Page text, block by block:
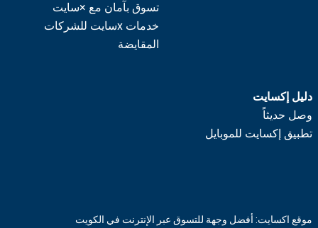
تسوق بآمان مع ×سايت
خدمات xسايت للشركات
المقايضة
دليل إكسايت
وصل حديثاً
تطبيق إكسايت للموبايل
موقع اكسايت: أفضل وجهة للتسوق عبر الإنترنت في الكويت